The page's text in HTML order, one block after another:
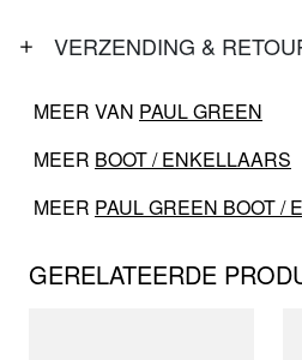
VERZENDING &
MEER VAN PAUL GREEN
MEER BOOT / ENKELLAARS
MEER PAUL GREEN BOOT /
GERELATEERDE